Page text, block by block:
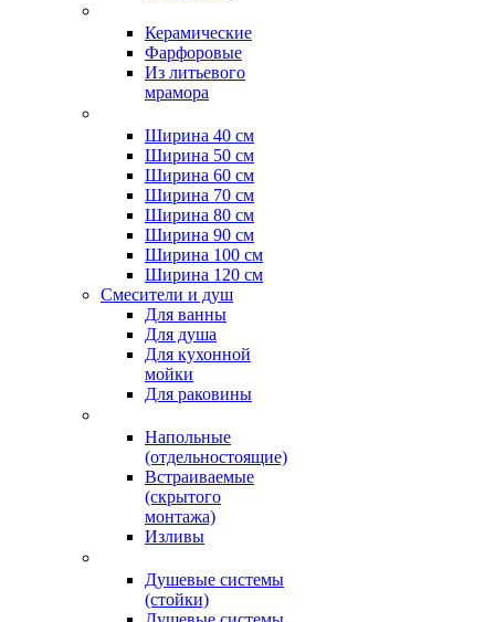
Керамические
Фарфоровые
Из литьевого
мрамора
Ширина 40 см
Ширина 50 см
Ширина 60 см
Ширина 70 см
Ширина 80 см
Ширина 90 см
Ширина 100 см
Ширина 120 см
Смесители и душ
Для ванны
Для душа
Для кухонной
мойки
Для раковины
Напольные
(отдельностоящие)
Встраиваемые
(скрытого
монтажа)
Изливы
Душевые системы
(стойки)